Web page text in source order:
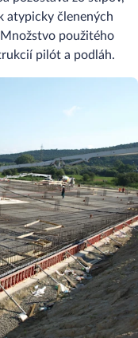
atypicky členených
použitého
pilót a podláh.